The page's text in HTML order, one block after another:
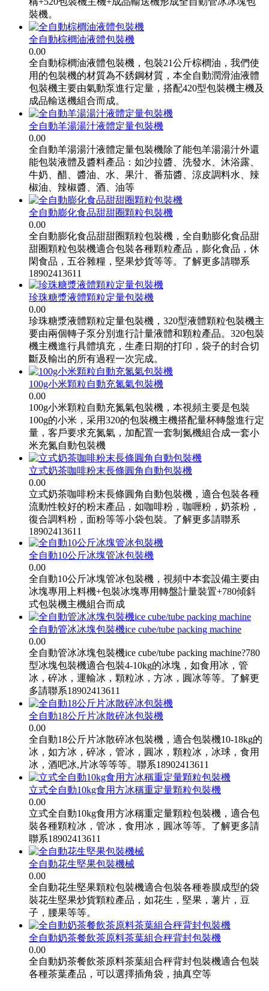
裝機。
全自動棕櫚油液體包裝機
0.00
全自動棕櫚油液體包裝機，包裝21公斤棕櫚油，我們使
用的包裝機的材質為不銹鋼材質，本全自動潤滑油液體
包裝機主要由氣動泵進行定量，搭配420型包裝機主機及
成品輸送機組合而成。
全自動羊湯湯汁液體定量包裝機
0.00
全自動羊湯湯汁液體定量包裝機除了能包羊湯湯汁外還
能包裝液體及醬料產品：如沙拉醬、洗發水、沐浴露、
牛奶、醋、醬油、水、果汁、番茄醬、涼皮調料水、辣
椒油、辣椒醬、酒、油等
全自動膨化食品甜甜圈顆粒包裝機
0.00
全自動膨化食品甜甜圈顆粒包裝機，全自動膨化食品甜
甜圈顆粒包裝機適合包裝各種顆粒產品，膨化食品，休
閑食品，五谷雜糧，堅果炒貨等等。了解更多請聯系
18902413611
珍珠糖漿液體顆粒定量包裝機
0.00
珍珠糖漿液體顆粒定量包裝機，320型液體顆粒包裝機主
要由兩個轉子泵分別進行計量液體和顆粒產品。320包裝
機主機進行具體填充，生產日期的打印，袋子的封合切
斷及輸出的所有過程一次完成。
100g小米顆粒自動充氮氣包裝機
0.00
100g小米顆粒自動充氮氣包裝機，本視頻主要是包裝
100g的小米，采用320的包裝機主機搭配量杯轉盤進行定
量，客戶要求充氮氣，加配置一套制氮機組合成一套小
米充氮自動包裝機
立式奶茶咖啡粉末長條圓角自動包裝機
0.00
立式奶茶咖啡粉末長條圓角自動包裝機，適合包裝各種
流動性較好的粉末產品，如咖啡粉，咖喱粉，奶茶粉，
復合調料粉，面粉等等小袋包裝。了解更多請聯系
18902413611
全自動10公斤冰塊管冰包裝機
0.00
全自動10公斤冰塊管冰包裝機，視頻中本套設備主要由
冰塊專用上料機+包裝冰塊專用轉盤計量裝置+780傾斜
式包裝機主機組合而成
全自動管冰冰塊包裝機ice cube/tube packing machine
0.00
全自動管冰冰塊包裝機ice cube/tube packing machine?780
型冰塊包裝機適合包裝4-10kg的冰塊，如食用冰，管
冰，碎冰，運輸冰，顆粒冰，方冰，圓冰等等。了解更
多請聯系18902413611
全自動18公斤片冰散碎冰包裝機
0.00
全自動18公斤片冰散碎冰包裝機，適合包裝機10-18kg的
冰，如方冰，碎冰，管冰，圓冰，顆粒冰，冰球，食用
冰，酒吧冰,片冰等等等。聯系18902413611
立式全自動10kg食用方冰稱重定量顆粒包裝機
0.00
立式全自動10kg食用方冰稱重定量顆粒包裝機，適合包
裝各種顆粒冰，管冰，食用冰，圓冰等等。了解更多請
聯系18902413611
全自動花生堅果包裝機械
0.00
全自動花生堅果顆粒包裝機適合包裝各種卷膜成型的袋
裝花生堅果炒貨顆粒產品，如花生，堅果，薯片，豆
子，腰果等等。
全自動奶茶餐飲茶原料茶葉組合秤背封包裝機
0.00
全自動奶茶餐飲茶原料茶葉組合秤背封包裝機適合包裝
各種茶葉產品，可以選擇插角袋，抽真空等